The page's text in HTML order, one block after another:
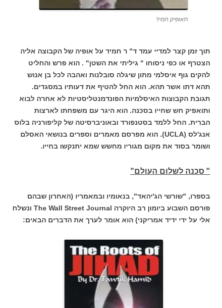
תאופיק חמיד
תוך זמן קצר למדיי עמד ד" ר חמיד על אופיה של הקבוצה אליה
הצטרף או כפי ניסוחו " גיליתי את השטן" . הוא פרש והחליט
להקים גוף איסלמי מתון שיגלה סובלנות ואהבה לכל בן אנוש
תהא דתו אשר תהא. הוא החל להטיף את דעותיו במסגדים.
תגובת הקבוצות האיסלמיות הפונדמנטליסטיות לא אחרה לבוא
ותואפיק חש שחייו בסכנה. הוא היגר עם משפחתו לארצות
הברית. החל ללמד בסטנפורד ובאוניברסיטה של קליפורניה בלוס
אנג'לס (UCLA). הוא מפרסם מאמרים וספרים בנושאי האסלם
ושומר בסוד את מקום מגוריו מחשש שמא יתנקשו בחייו.
" סכנה לשלום העולם"
בספרו, "שורשי הג'יהאד", בנאומיו ובמאמריו (האחרון שבהם
פורסם השבוע ביומון רב היוקרה The Wall Street Journal ונשלח
אלי על ידי ידיד אמריקני) הוא אומר לערך את הדברים הבאים: